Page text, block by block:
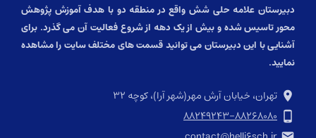
دبیرستان علامه حلی شش واقع در منطقه دو با هدف آموزش پژوهش
محور تاسیس شده و بیش از یک دهه از شروع فعالیت آن می گذرد. برای
آشنایی با این دبیرستان می توانید قسمت های مختلف سایت را مشاهده
نمایید.
تهران، خیابان آرش مهر(شهر آرا)، کوچه ۳۲
۸۸۲۴۹۲۴۳-۸۸۲۶۸۰۸۰